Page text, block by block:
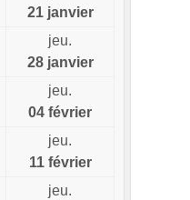
21 janvier
jeu.
28 janvier
jeu.
04 février
jeu.
11 février
jeu.